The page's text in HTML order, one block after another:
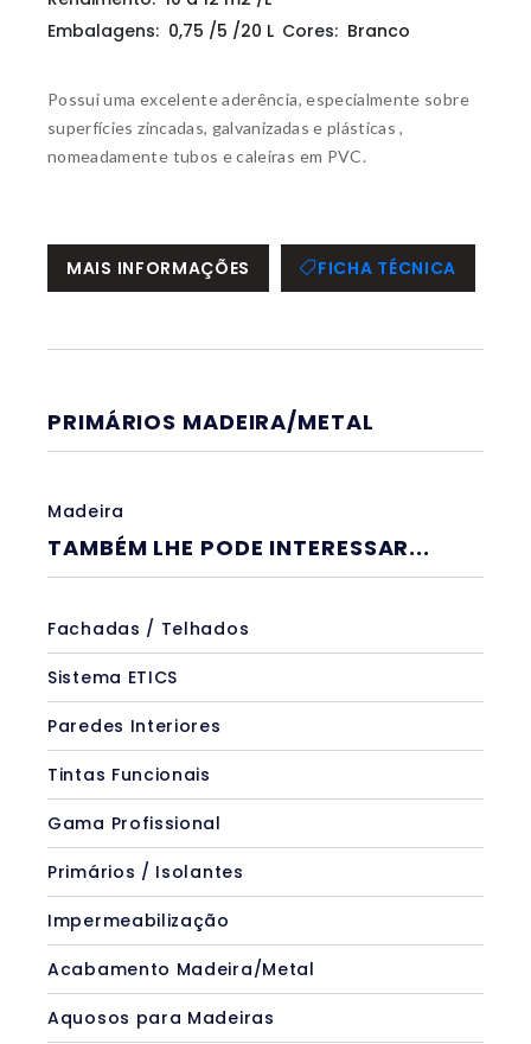
Embalagens: 0,75 /5 /20 L Cores: Branco
Possui uma excelente aderência, especialmente sobre
superfícies zincadas, galvanizadas e plásticas ,
nomeadamente tubos e caleiras em PVC.
MAIS INFORMAÇÕES FICHA TÉCNICA
PRIMÁRIOS MADEIRA/METAL
Madeira
TAMBÉM LHE PODE INTERESSAR...
Fachadas / Telhados
Sistema ETICS
Paredes Interiores
Tintas Funcionais
Gama Profissional
Primários / Isolantes
Impermeabilização
Acabamento Madeira/Metal
Aquosos para Madeiras